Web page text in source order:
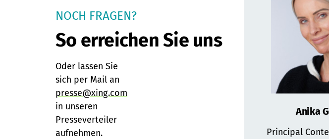
NOCH FRAGEN?
So erreichen Sie uns
Oder lassen Sie
sich per Mail an
presse@xing.com
in unseren
Presseverteiler
aufnehmen.
Anika
Principal